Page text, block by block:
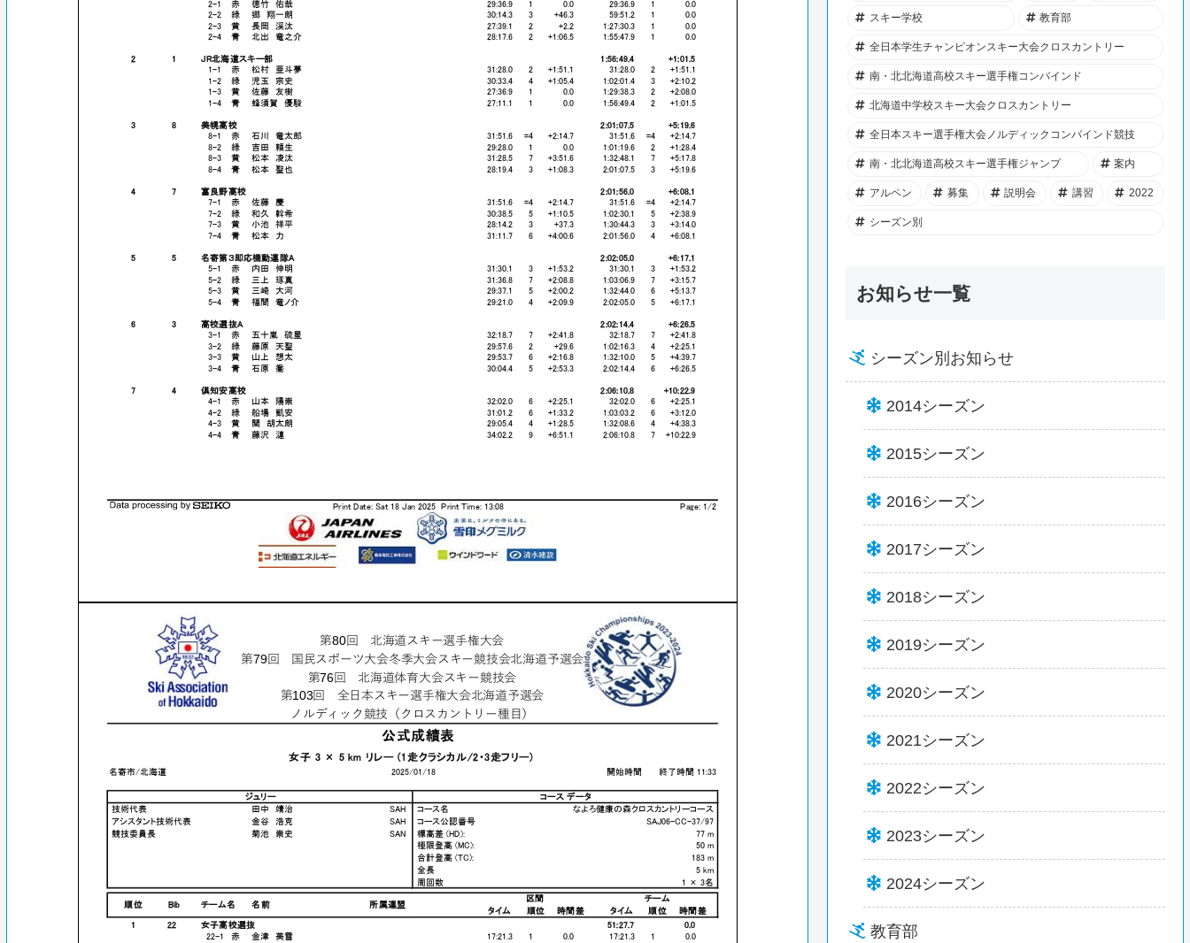
スキー学校 教育部
全日本学生チャンピオンスキー大会クロスカントリー
南・北北海道高校スキー選手権コンバインド
北海道中学校スキー大会クロスカントリー
全日本スキー選手権大会ノルディックコンバインド競技
南・北北海道高校スキー選手権ジャンプ 案内
アルペン 募集 説明会 講習 2022
シーズン別
お知らせ一覧
シーズン別お知らせ
2014シーズン
2015シーズン
2016シーズン
2017シーズン
2018シーズン
2019シーズン
2020シーズン
2021シーズン
2022シーズン
2023シーズン
2024シーズン
教育部